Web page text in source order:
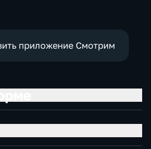
приложение Смотрим